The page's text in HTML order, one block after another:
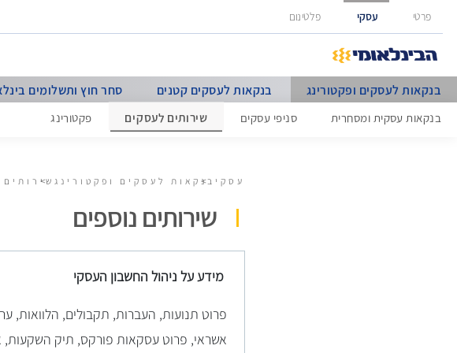
גישה ישירה לכפתור כניסה לחשבונך
פרטי עסקי פלטינום
בנקאות לעסקים ופקטורינג
בנקאות עסקית ומסחרית סניפי עסקים שירותים לעסקים פקטורינג
בנקאות לעסקים קטנים סחר חוץ ותשלומים
עסקי בנקאות לעסקים ופקטורינג
שירותים נוספים
פרוט תנועות, העברות, תקבולים, הלוואות,
אשראי, פרוט עסקאות פורקס, תיק השקעות,